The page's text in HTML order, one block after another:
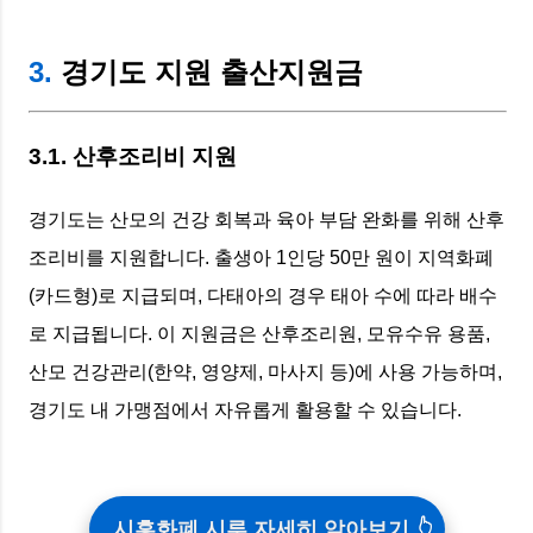
3. 경기도 지원 출산지원금
3.1. 산후조리비 지원
경기도는 산모의 건강 회복과 육아 부담 완화를 위해 산후
조리비를 지원합니다. 출생아 1인당 50만 원이 지역화폐
(카드형)로 지급되며, 다태아의 경우 태아 수에 따라 배수
로 지급됩니다. 이 지원금은 산후조리원, 모유수유 용품,
산모 건강관리(한약, 영양제, 마사지 등)에 사용 가능하며,
경기도 내 가맹점에서 자유롭게 활용할 수 있습니다.